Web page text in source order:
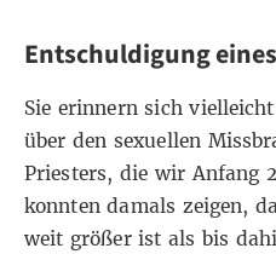
Entschuldigung
Sie erinnern sich
über den sexuellen
Priesters, die wir Anfang
konnten damals zeigen,
weit größer ist als bis